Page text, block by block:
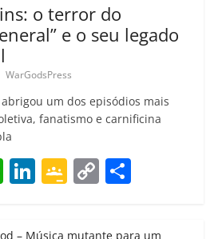
o terror do
e o seu legado
WarGodsPress
um dos episódios mais
fanatismo e carnificina
W
at
Li
k
G C
– Música mutante para um